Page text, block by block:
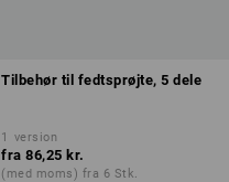
Tilbehør til fedtsprøjte, 5 dele
1 version
fra 86,25 kr.
(med moms) fra 6 Stk.